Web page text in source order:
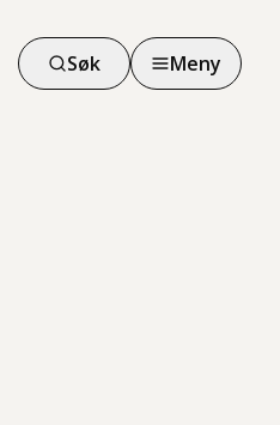
Søk Meny